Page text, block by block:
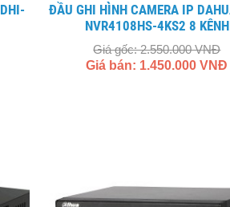
ĐẦU GHI HÌNH CAMERA IP DAHUA DHI-
NVR4108HS-4KS2 8 KÊNH
Giá gốc: 2.550.000 VNĐ
Giá bán: 1.450.000 VNĐ